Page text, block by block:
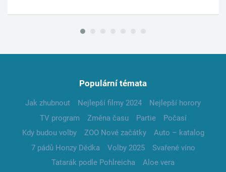
Populární témata
Jak zhubnout Nejlepší filmy 2024
Nejlepší horory
TV program
Změna času Partie
Počasí
Kdy budou volby
ZOO Nové začátky
Auto – katalog
7 pádů Honzy Dědka
Volby 2025
Svařené víno
Tatarák podle Pohlreicha
Aloe vera